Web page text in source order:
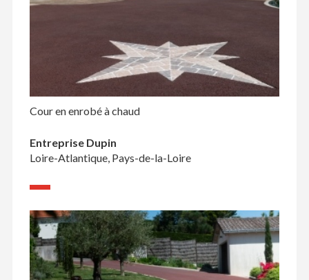
Cour en enrobé à chaud
Entreprise Dupin
Loire-Atlantique, Pays-de-la-Loire